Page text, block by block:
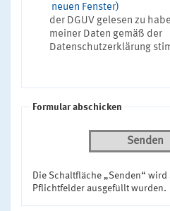
neuen Fenster)
der DGUV gelesen zu
meiner Daten gemäß der
Datenschutzerklärung
Formular abschicken
Senden
Die Schaltfläche „Senden“
Pflichtfelder ausgefüllt wurden.